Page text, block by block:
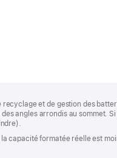
et de gestion des
angles arrondis au sommet.
capacité formatée réelle est